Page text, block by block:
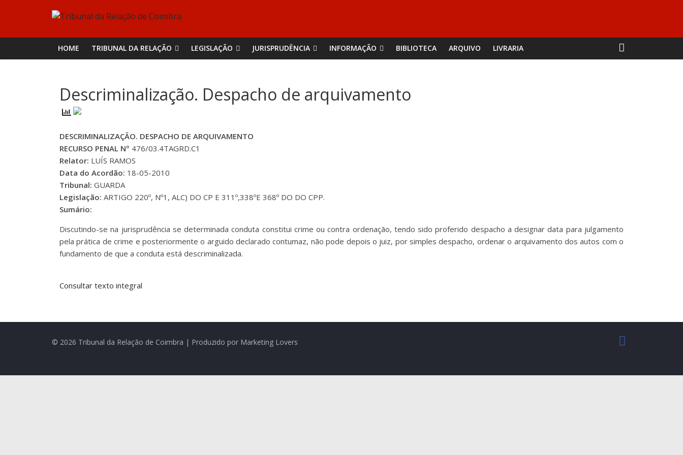
Tribunal
da
de
Coimbra
HOME TRIBUNAL DA RELAÇÃO LEGISLAÇÃO JURISPRUDÊNCIA INFORMAÇÃO BIBLIOTECA ARQUIVO LIVRARIA
Descriminalização. Despacho de arquivamento
DESCRIMINALIZAÇÃO. DESPACHO DE ARQUIVAMENTO
RECURSO PENAL Nº 476/03.4TAGRD.C1
Relator: LUÍS RAMOS
Data do Acordão: 18-05-2010
Tribunal: GUARDA
Legislação: ARTIGO 220º, Nº1, ALC) DO CP E 311º,338ºE 368º DO DO CPP.
Sumário:
Discutindo-se na jurisprudência se determinada conduta constitui crime ou contra ordenação, tendo sido proferido despacho a designar data para julgamento
pela prática de crime e posteriormente o arguido declarado contumaz, não pode depois o juiz, por simples despacho, ordenar o arquivamento dos autos com o
fundamento de que a conduta está descriminalizada.
Consultar texto integral
© 2026 Tribunal da Relação de Coimbra | Produzido por Marketing Lovers